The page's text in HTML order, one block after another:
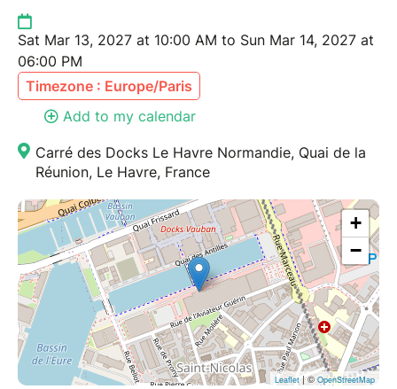
Sat Mar 13, 2027 at 10:00 AM to Sun Mar 14, 2027 at
06:00 PM
Timezone : Europe/Paris
Add to my calendar
Carré des Docks Le Havre Normandie, Quai de la
Réunion, Le Havre, France
+
−
Leaflet| © OpenStreetMap